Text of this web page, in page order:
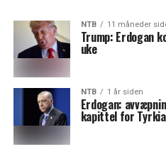
NTB 11 måneder
Trump: Erdogan
uke
NTB 1 år siden
Erdogan:
kapittel for Tyrkia